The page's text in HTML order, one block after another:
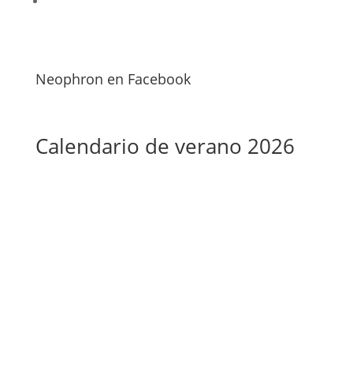
Neophron en Facebook
Calendario de verano 2026